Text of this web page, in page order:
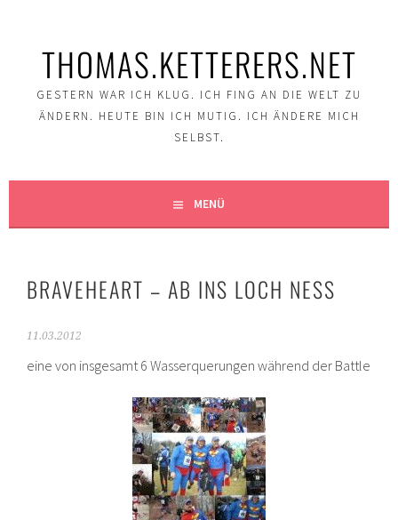
THOMAS.KETTERERS.NET
GESTERN WAR ICH KLUG. ICH FING AN DIE WELT ZU
ÄNDERN. HEUTE BIN ICH MUTIG. ICH ÄNDERE MICH
SELBST.
MENÜ
BRAVEHEART – AB INS LOCH NESS
11.03.2012
eine von insgesamt 6 Wasserquerungen während der Battle